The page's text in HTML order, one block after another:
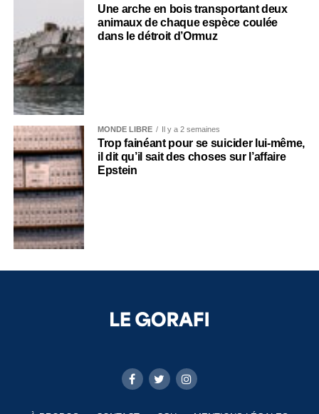
Une arche en bois transportant deux
animaux de chaque espèce coulée
dans le détroit d’Ormuz
MONDE LIBRE Il y a 2 semaines
Trop fainéant pour se suicider lui-même,
il dit qu’il sait des choses sur l’affaire
Epstein